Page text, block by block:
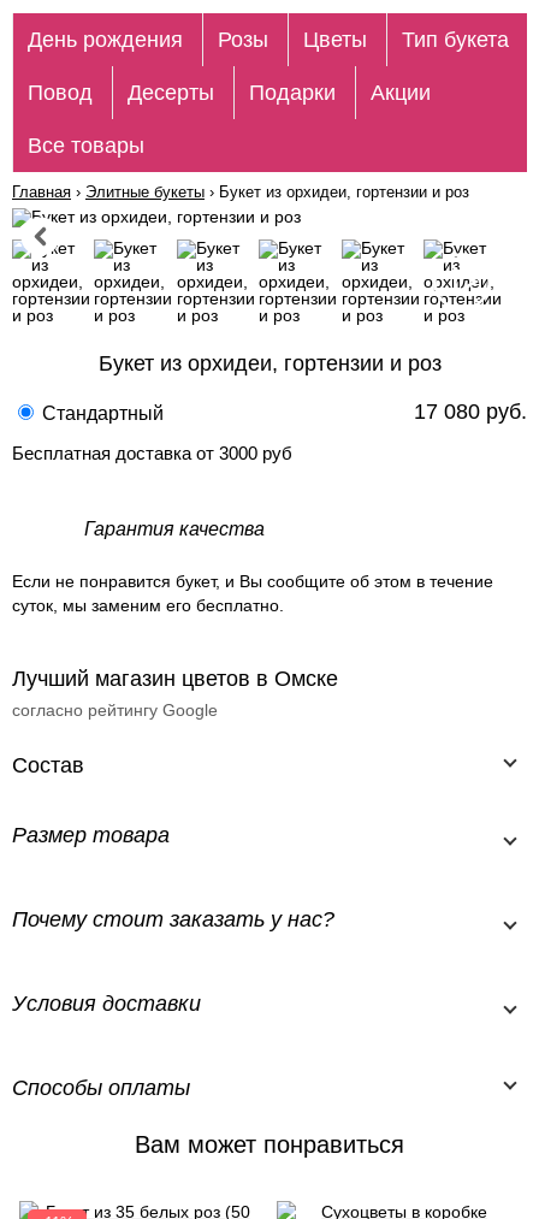
День рождения Розы Цветы Тип букета
Повод Десерты Подарки Акции
Все товары
Главная › Элитные букеты › Букет из орхидеи, гортензии и роз
Букет из орхидеи, гортензии и роз
Стандартный 17 080 руб.
Бесплатная доставка от 3000 руб
Гарантия качества
Если не понравится букет, и Вы сообщите об этом в течение
суток, мы заменим его бесплатно.
Лучший магазин цветов в Омске
согласно рейтингу Google
Состав
Размер товара
Почему стоит заказать у нас?
Условия доставки
Способы оплаты
Вам может понравиться